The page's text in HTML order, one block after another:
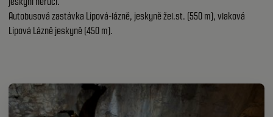
Autobusová zastávka Lipová-lázně, jeskyně žel.st. (550 m), vlaková
Lipová Lázně jeskyně (450 m).